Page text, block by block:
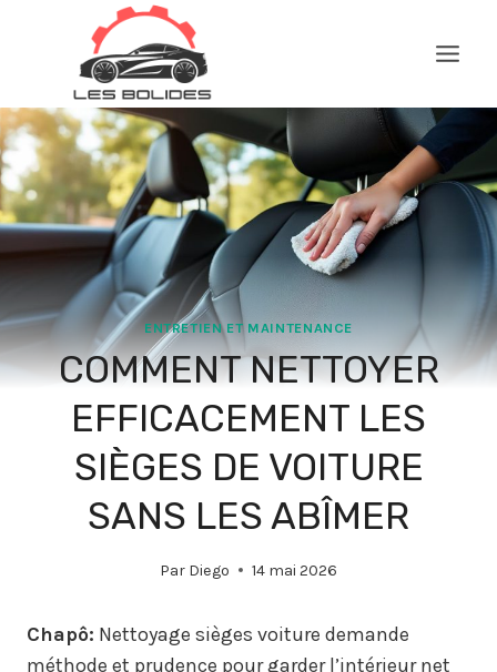
ENTRETIEN ET MAINTENANCE
COMMENT NETTOYER
EFFICACEMENT LES
SIÈGES DE VOITURE
SANS LES ABÎMER
Par Diego 14 mai 2026
Chapô: Nettoyage sièges voiture demande
méthode et prudence pour garder l’intérieur net